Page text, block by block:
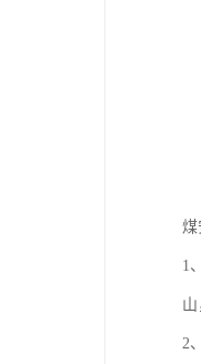
煤
1
山
2